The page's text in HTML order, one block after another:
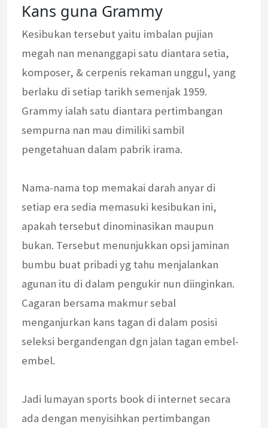
Kans guna Grammy
Kesibukan tersebut yaitu imbalan pujian
megah nan menanggapi satu diantara setia,
komposer, & cerpenis rekaman unggul, yang
berlaku di setiap tarikh semenjak 1959.
Grammy ialah satu diantara pertimbangan
sempurna nan mau dimiliki sambil
pengetahuan dalam pabrik irama.
Nama-nama top memakai darah anyar di
setiap era sedia memasuki kesibukan ini,
apakah tersebut dinominasikan maupun
bukan. Tersebut menunjukkan opsi jaminan
bumbu buat pribadi yg tahu menjalankan
agunan itu di dalam pengukir nun diinginkan.
Cagaran bersama makmur sebal
menganjurkan kans tagan di dalam posisi
seleksi bergandengan dgn jalan tagan embel-
embel.
Jadi lumayan sports book di internet secara
ada dengan menyisihkan pertimbangan